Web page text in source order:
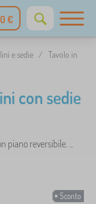
0 €
e sedie / Tavolo in
con sedie
piano reversibile. ..
Sconto